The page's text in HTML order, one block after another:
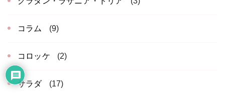
コラム (9)
コロッケ (2)
サラダ (17)